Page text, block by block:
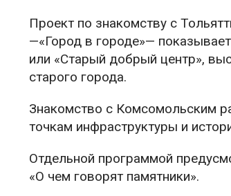
Проект по знакомству с
—«Город в городе»—
или «Старый добрый центр»,
старого города.
Знакомство с Комсомольским
точкам инфраструктуры и
Отдельной программой
«О чем говорят памятники».